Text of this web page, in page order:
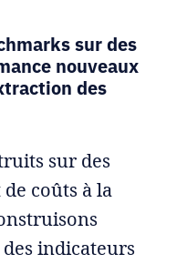
sur des
nouveaux
des
sur des
coûts à la
indicateurs